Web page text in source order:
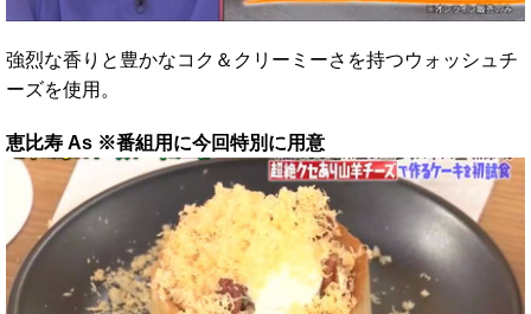
強烈な香りと豊かなコク＆クリーミーさを持つウォッシュチ
ーズを使用。
恵比寿 As ※番組用に今回特別に用意